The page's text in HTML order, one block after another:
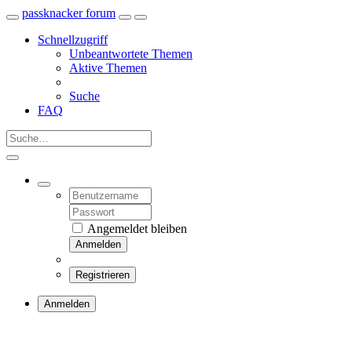
passknacker forum
Schnellzugriff
Unbeantwortete Themen
Aktive Themen
Suche
FAQ
Angemeldet bleiben
Anmelden
Registrieren
Anmelden